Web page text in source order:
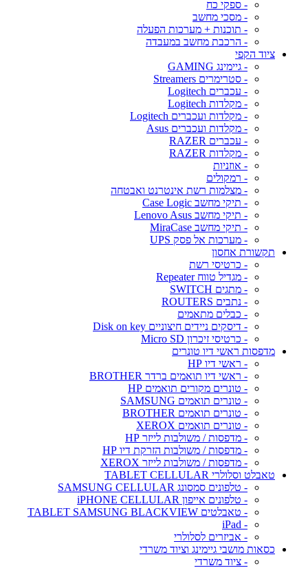
- ספקי כח
- מסכי מחשב
- תוכנות + מערכות הפעלה
- הרכבת מחשב במעבדה
ציוד הקפי
- גיימינג GAMING
- סטרימרים Streamers
- עכברים Logitech
- מקלדות Logitech
- מקלדות ועכברים Logitech
- מקלדות ועכברים Asus
- עכברים RAZER
- מקלדות RAZER
- אוזניות
- רמקולים
- מצלמות רשת אינטרנט ואבטחה
- תיקי מחשב Case Logic
- תיקי מחשב Lenovo Asus
- תיקי מחשב MiraCase
- מערכות אל פסק UPS
תקשורת אחסון
- כרטיסי רשת
- מגדיל טווח Repeater
- מתגים SWITCH
- נתבים ROUTERS
- כבלים מתאמים
- דיסקים ניידים חיצוניים Disk on key
- כרטיסי זיכרון Micro SD
מדפסות ראשי דיו טונרים
- ראשי דיו HP
- ראשי דיו תואמים ברדר BROTHER
- טונרים מקורים תואמים HP
- טונרים תואמים SAMSUNG
- טונרים תואמים BROTHER
- טונרים תואמים XEROX
- מדפסות / משולבות לייזר HP
- מדפסות / משולבות הזרקת דיו HP
- מדפסות / משולבות לייזר XEROX
טאבלט וסלולרי TABLET CELLULAR
- טלפונים סמסונג SAMSUNG CELLULAR
- טלפונים אייפון iPHONE CELLULAR
- טאבלטים TABLET SAMSUNG BLACKVIEW
- iPad
- אביזרים לסלולרי
כסאות מושבי גיימינג וציוד משרדי
- ציוד משרדי